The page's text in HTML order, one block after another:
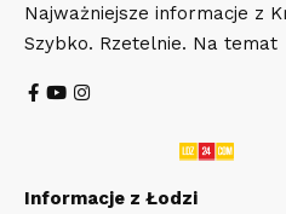
Najważniejsze informacje z
Szybko. Rzetelnie. Na temat
Informacje z Łodzi